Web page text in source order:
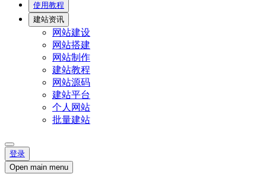
使用教程
建站资讯
网站建设
网站搭建
网站制作
建站教程
网站源码
建站平台
个人网站
批量建站
登录
Open main menu